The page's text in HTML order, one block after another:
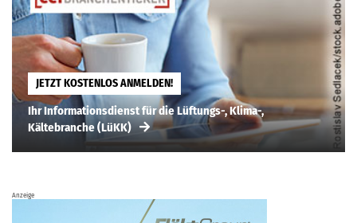
JETZT KOSTENLOS ANMELDEN!
Ihr Informationsdienst für die Lüftungs-, Klima-,
Kältebranche (LüKK)
Anzeige